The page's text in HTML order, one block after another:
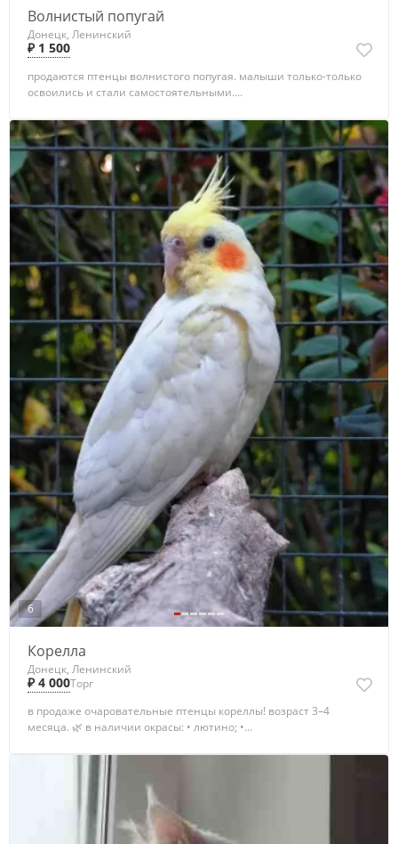
Волнистый попугай
Донецк, Ленинский
₽ 1 500
продаются птенцы волнистого попугая. малыши только-только
освоились и стали самостоятельными....
6
Корелла
Донецк, Ленинский
₽ 4 000Торг
в продаже очаровательные птенцы кореллы! возраст 3–4
месяца. 🌿 в наличии окрасы: • лютино; •...